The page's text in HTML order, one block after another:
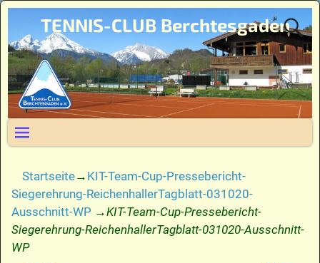
TENNIS-CLUB Berchtesgaden
Startseite→ KIT-Team-Cup-Pressebericht-
Siegerehrung-ReichenhallerTagblatt-031020-
Ausschnitt-WP →KIT-Team-Cup-Pressebericht-
Siegerehrung-ReichenhallerTagblatt-031020-Ausschnitt-
WP